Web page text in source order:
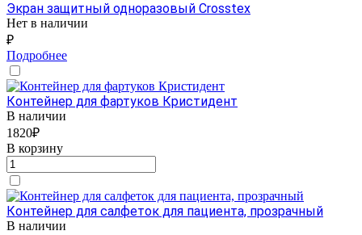
Экран защитный одноразовый Crosstex
Нет в наличии
₽
Подробнее
Контейнер для фартуков Кристидент
В наличии
1820₽
В корзину
Контейнер для салфеток для пациента, прозрачный
В наличии